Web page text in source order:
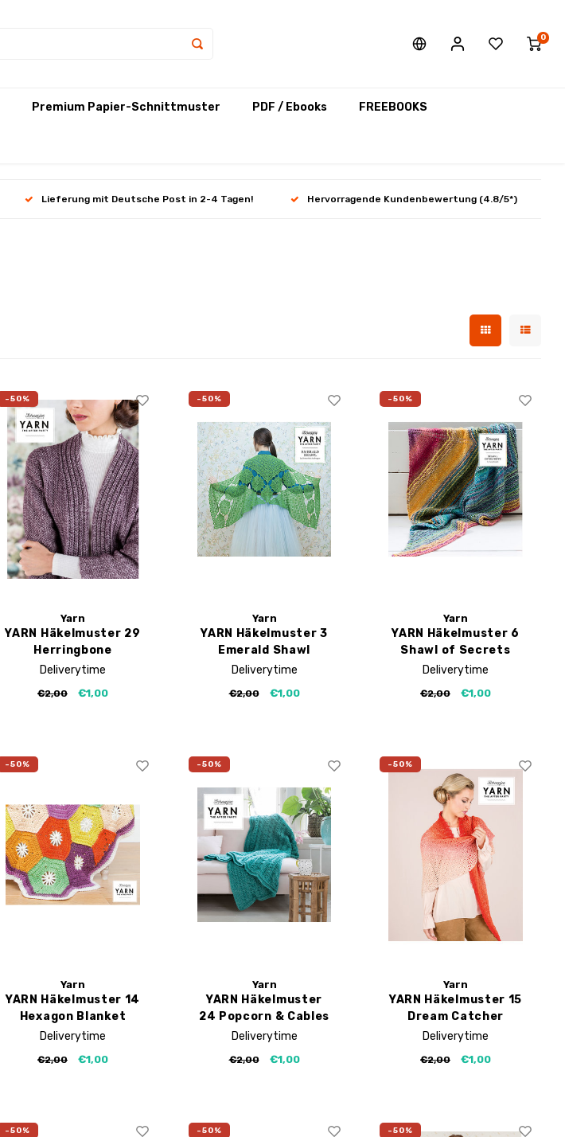
0
Premium Papier-Schnittmuster PDF / Ebooks FREEBOOKS
Lieferung mit Deutsche Post in 2-4 Tagen! Hervorragende Kundenbewertung (4.8/5*)
-50%
Yarn
YARN Häkelmuster 29
Herringbone
Cardigan
Deliverytime
€2,00 €1,00
-50%
Yarn
YARN Häkelmuster 3
Emerald Shawl
Deliverytime
€2,00 €1,00
-50%
Yarn
YARN Häkelmuster 6
Shawl of Secrets
Deliverytime
€2,00 €1,00
-50%
Yarn
YARN Häkelmuster 14
Hexagon Blanket
Deliverytime
€2,00 €1,00
-50%
Yarn
YARN Häkelmuster
24 Popcorn & Cables
Blanket
Deliverytime
€2,00 €1,00
-50%
Yarn
YARN Häkelmuster 15
Dream Catcher
Shawl
Deliverytime
€2,00 €1,00
-50% -50% -50%